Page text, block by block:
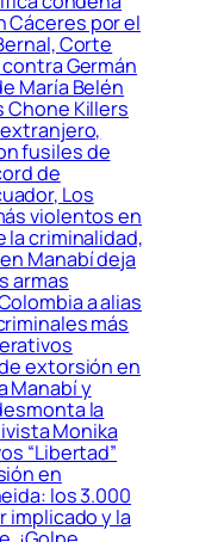
Cáceres por el
Corte
Germán
María Belén
Chone Killers
fusiles de
de
Los
violentos en
la criminalidad,
Manabí deja
armas
a alias
más
extorsión en
Manabí y
la
Monika
“Libertad”
en
los 3.000
implicado y la